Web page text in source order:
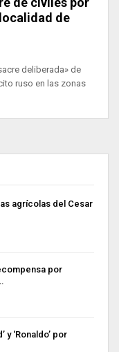
de
deliberada» de
ruso en las zonas
agrícolas del Cesar
por
y ‘Ronaldo’ por